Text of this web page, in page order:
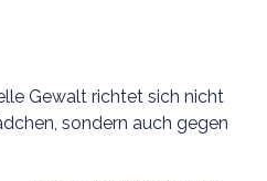
Gewalt richtet sich nicht
sondern auch gegen